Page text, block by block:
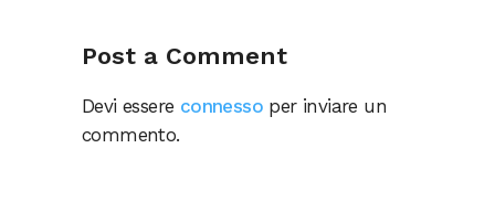
Post a Comment
Devi essere connesso per inviare un
commento.